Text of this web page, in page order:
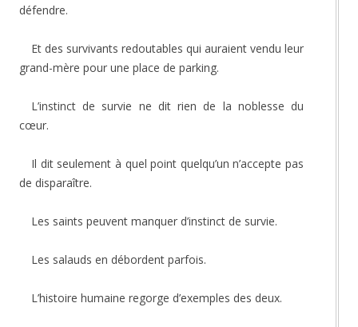
défendre.
Et des survivants redoutables qui auraient vendu leur
grand-mère pour une place de parking.
L’instinct de survie ne dit rien de la noblesse du
cœur.
Il dit seulement à quel point quelqu’un n’accepte pas
de disparaître.
Les saints peuvent manquer d’instinct de survie.
Les salauds en débordent parfois.
L’histoire humaine regorge d’exemples des deux.